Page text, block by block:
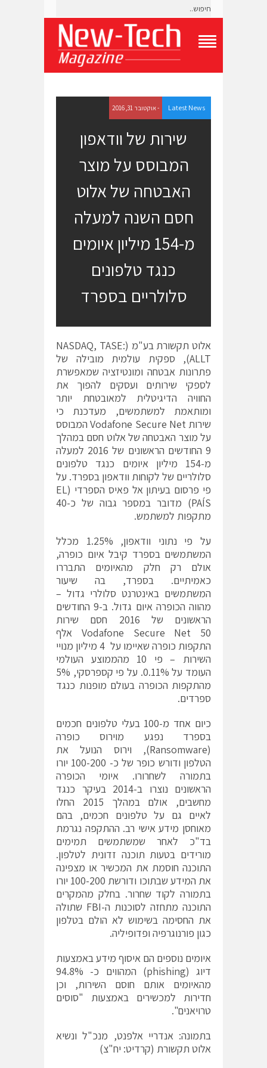
g
l
e
N
Latest News - אוקטובר 31, 2016
שירות של וודאפון
המבוסס על מוצר
האבטחה של אלוט
חסם השנה למעלה
מ-154 מיליון איומים
כנגד טלפונים
סלולריים בספרד
אלוט תקשורת בע"מ (NASDAQ, TASE:
ALLT), ספקית עולמית מובילה של
פתרונות אבטחה ומונטיזציה שמאפשרת
לספקי שירותים ועסקים להפוך את
החוויה הדיגיטלית למאובטחת יותר
ומותאמת למשתמשים, מעדכנת כי
שירות Vodafone Secure Net המבוסס
על מוצר האבטחה של אלוט חסם במהלך
9 החודשים הראשונים של 2016 למעלה
מ-154 מיליון איומים כנגד טלפונים
סלולריים של לקוחות וודאפון בספרד. על
פי פרסום בעיתון אל פאיס הספרדי (EL
PAÍS) מדובר במספר גבוה של כ-40
מתקפות למשתמש.
על פי נתוני וודאפון, 1.25% מכלל
המשתמשים בספרד קיבל איום כופרה,
אולם רק חלק מהאיומים התבררו
כאמיתיים. בספרד, בה שיעור
המשתמשים באינטרנט סלולרי גדול –
מהווה הכופרה איום גדול. ב-9 החודשים
הראשונים של 2016 חסם שירות
Vodafone Secure Net 50 אלף
התקפות כופרה שאיימו על 4 מיליון מנויי
השירות – פי 10 מהממוצע העולמי
העומד על 0.11%. על פי קספרסקי, 5%
מהתקפות הכופרה בעולם מופנות כנגד
ספרדים.
כיום אחד מ-100 בעלי טלפונים חכמים
בספרד נפגע מוירוס כופרה
(Ransomware), וירוס הנועל את
הטלפון ודורש כופר של כ- 100-200 יורו
בתמורה לשחרורו. איומי הכופרה
הראשונים נוצרו ב-2014 בעיקר כנגד
מחשבים, אולם במהלך 2015 החלו
לאיים גם על טלפונים חכמים, בהם
מאוחסן מידע אישי רב. ההתקפה נגרמת
בד"כ לאחר שמשתמשים תמימים
מורידים בטעות תוכנה זדונית לטלפון.
התוכנה חוסמת את המכשיר או מצפינה
את המידע שבתוכו ודורשת 100-200 יורו
בתמורה לקוד שחרור. בחלק מהמקרים
התוכנה מתחזה לסוכנות ה-FBI שתולה
את החסימה בשימוש לא הולם בטלפון
כגון פורנוגרפיה ופדופיליה.
איומים נוספים הם איסוף מידע באמצעות
דיוג (phishing) המהווים כ- 94.8%
מהאיומים אותם חוסם השירות, וכן
חדירות למכשירים באמצעות "סוסים
טרויאנים".
בתמונה: אנדריי אלפנט, מנכ"ל ונשיא
אלוט תקשורת (קרדיט: יח"צ)